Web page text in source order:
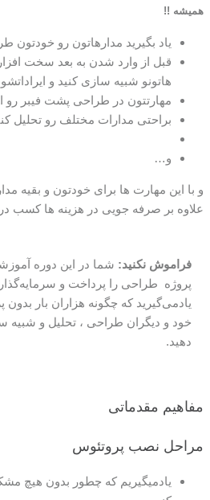
همیشه !!
یاد بگیرید مدارهاتون رو خودتون
قبل از وارد شدن به بعد سخت
هاتونو شبیه سازی کنید و
مهارتتون در طراحی پشت فیبر رو
براحتی مدارات مختلف رو تحلیل
و…
و با این مهارت ها برای خودتون و بقیه
علاوه بر صرفه جویی در هزینه ها کسب
فراموش نکنید: شما در این دوره
پروژه طراحی را پرداخت و
یادمی‌گیرید که چگونه هزاران بار بدون
خود و دیگران طراحی ، تحلیل و شبیه
دهید.
مفاهیم مقدماتی
مراحل نصب پروتئوس
یادمیگیریم که چطور بدون هیچ